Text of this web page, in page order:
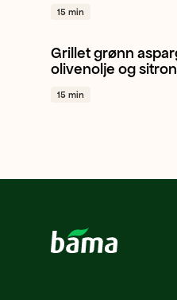
15 min
Asparges Sitron
Grillet grønn
olivenolje og sitron
15 min